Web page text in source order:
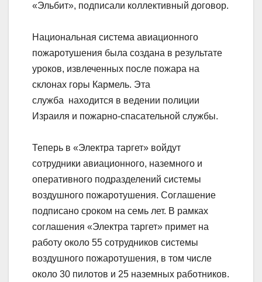
«Эльбит», подписали коллективный договор.
Национальная система авиационного
пожаротушения была создана в результате
уроков, извлеченных после пожара на
склонах горы Кармель. Эта
служба находится в ведении полиции
Израиля и пожарно-спасательной службы.
Теперь в «Электра таргет» войдут
сотрудники авиационного, наземного и
оперативного подразделений системы
воздушного пожаротушения. Соглашение
подписано сроком на семь лет. В рамках
соглашения «Электра таргет» примет на
работу около 55 сотрудников системы
воздушного пожаротушения, в том числе
около 30 пилотов и 25 наземных работников.